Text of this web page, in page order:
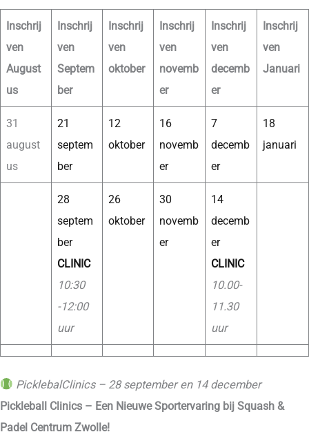
Inschrij
ven
August
us
Inschrij
ven
Septem
ber
Inschrij
ven
oktober
Inschrij
ven
novemb
er
Inschrij
ven
decemb
er
Inschrij
ven
Januari
31
august
us
21
septem
ber
12
oktober
16
novemb
er
7
decemb
er
18
januari
28
septem
ber
CLINIC
10:30
-12:00
uur
26
oktober
30
novemb
er
14
decemb
er
CLINIC
10.00-
11.30
uur
PicklebalClinics – 28 september en 14 december
Pickleball Clinics – Een Nieuwe Sportervaring bij Squash &
Padel Centrum Zwolle!